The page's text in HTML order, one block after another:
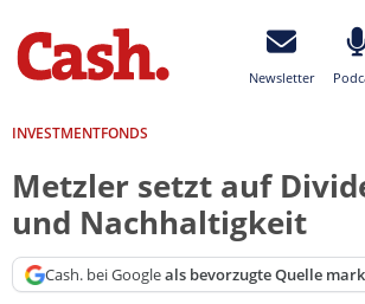
Newsletter
INVESTMENTFONDS
Metzler setzt auf
und Nachhaltigkeit
Cash. bei Googleals bevorzugte Quelle